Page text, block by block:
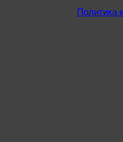
Политика